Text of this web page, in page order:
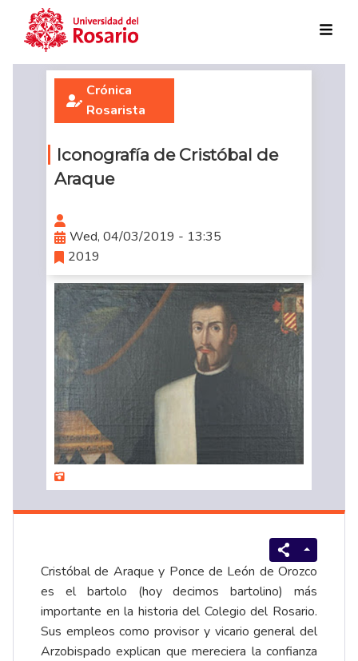
Skip to main content
Crónica
Rosarista
Iconografía de Cristóbal de
Araque
Wed, 04/03/2019 - 13:35
2019
Cristóbal de Araque y Ponce de León de Orozco
es el bartolo (hoy decimos bartolino) más
importante en la historia del Colegio del Rosario.
Sus empleos como provisor y vicario general del
Arzobispado explican que mereciera la confianza